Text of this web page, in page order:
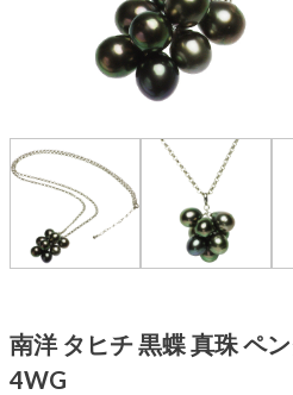
南洋 タヒチ 黒蝶 真珠 ペ
4WG